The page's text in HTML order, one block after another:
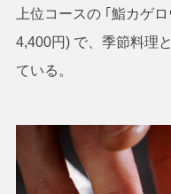
上位コースの ｢鮨カゲ
4,400円) で、季節料理
ている。